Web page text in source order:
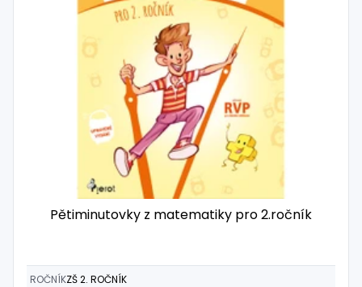
Pětiminutovky z matematiky pro 2.ročník
ROČNÍKZŠ 2. ROČNÍK